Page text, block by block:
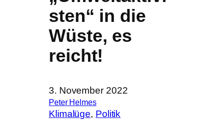
sten“ in die
Wüste, es
reicht!
3. November 2022
Peter Helmes
Klimalüge, Politik